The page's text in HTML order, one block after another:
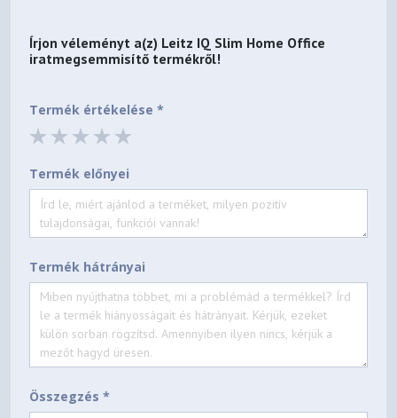
Írjon véleményt a(z) Leitz IQ Slim Home Office
iratmegsemmisítő termékről!
Termék értékelése *
Termék előnyei
Termék hátrányai
Összegzés *